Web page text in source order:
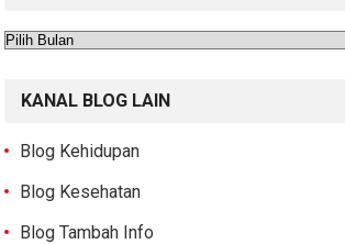
Arsip
KANAL BLOG LAIN
Blog Kehidupan
Blog Kesehatan
Blog Tambah Info